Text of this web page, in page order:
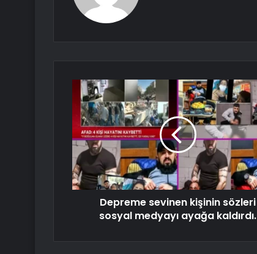
Depreme sevinen kişinin sözleri
sosyal medyayı ayağa kaldırdı.